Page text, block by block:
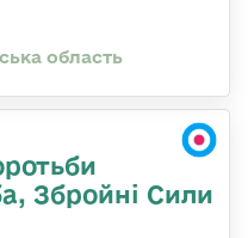
область
Збройні Сили